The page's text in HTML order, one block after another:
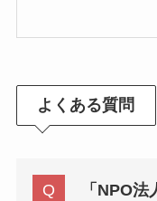
よくある質問
「NPO